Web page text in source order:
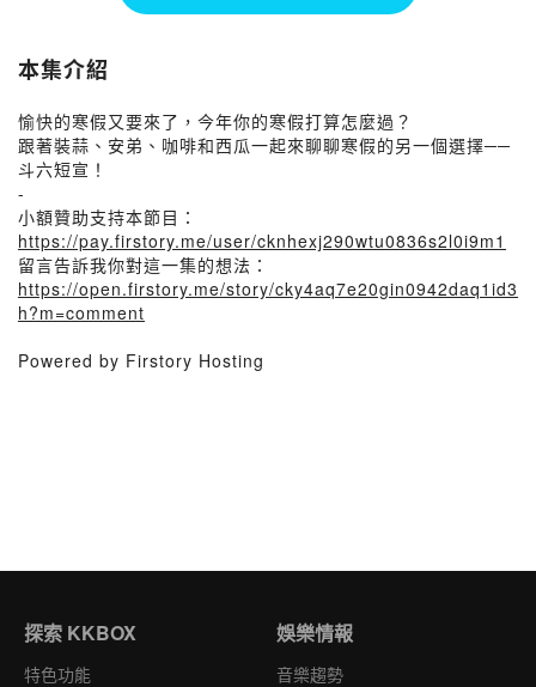
本集介紹
愉快的寒假又要來了，今年你的寒假打算怎麼過？
跟著裝蒜、安弟、咖啡和西瓜一起來聊聊寒假的另一個選擇──
斗六短宣！
-
小額贊助支持本節目：
https://pay.firstory.me/user/cknhexj290wtu0836s2l0i9m1
留言告訴我你對這一集的想法：
https://open.firstory.me/story/cky4aq7e20gin0942daq1id3
h?m=comment
Powered by Firstory Hosting
探索 KKBOX
特色功能
娛樂情報
音樂趨勢